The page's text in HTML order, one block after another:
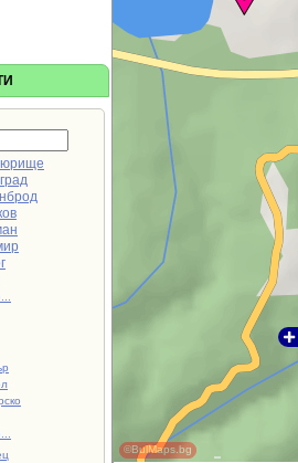
почивка сред
планина, водни
спортове, а
през зимата – и
за зимни
спортове.
Изградена е
ски писта с
дължина 1500
м, има ски влек
и ски гардероб.
©BulMaps.bg